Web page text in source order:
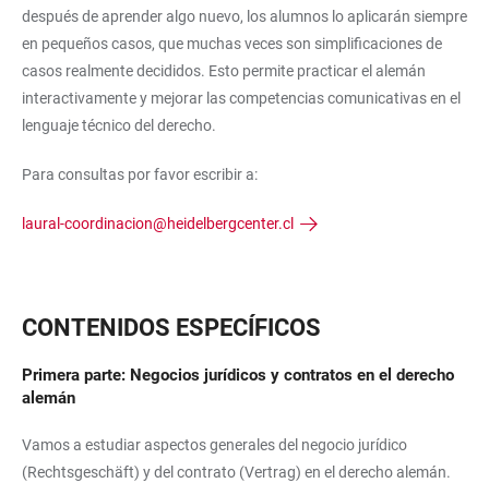
después de aprender algo nuevo, los alumnos lo aplicarán siempre
en pequeños casos, que muchas veces son simplificaciones de
casos realmente decididos. Esto permite practicar el alemán
interactivamente y mejorar las competencias comunicativas en el
lenguaje técnico del derecho.
Para consultas por favor escribir a:
laural-coordinacion@heidelbergcenter.cl
CONTENIDOS ESPECÍFICOS
Primera parte: Negocios jurídicos y contratos en el derecho
alemán
Vamos a estudiar aspectos generales del negocio jurídico
(Rechtsgeschäft) y del contrato (Vertrag) en el derecho alemán.